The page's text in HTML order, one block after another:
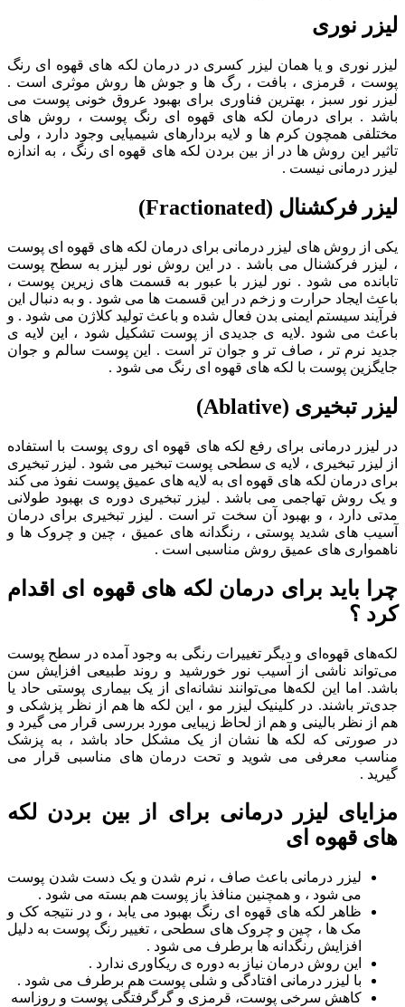
لیزر نوری
لیزر نوری و یا همان لیزر کسری در درمان لکه های قهوه ای رنگ
پوست ، قرمزی ، بافت ، رگ ها و جوش ها روش موثری است .
لیزر نور سبز ، بهترین فناوری برای بهبود عروق خونی پوست می
باشد . برای درمان لکه های قهوه ای رنگ پوست ، روش های
مختلفی همچون کرم ها و لایه بردارهای شیمیایی وجود دارد ، ولی
تاثیر این روش ها در از بین بردن لکه های قهوه ای رنگ ، به اندازه
لیزر درمانی نیست .
لیزر فرکشنال (Fractionated)
یکی از روش های لیزر درمانی برای درمان لکه های قهوه ای پوست
، لیزر فرکشنال می باشد . در این روش نور لیزر به سطح پوست
تابانده می شود . نور لیزر با عبور به قسمت های زیرین پوست ،
باعث ایجاد حرارت و زخم در این قسمت ها می شود . و به دنبال این
فرآیند سیستم ایمنی بدن فعال شده و باعث تولید کلاژن می شود . و
باعث می شود .لایه ی جدیدی از پوست تشکیل شود ، این لایه ی
جدید نرم تر ، صاف تر و جوان تر است . این پوست سالم و جوان
جایگزین پوست با لکه های قهوه ای رنگ می شود .
لیزر تبخیری (Ablative)
در لیزر درمانی برای رفع لکه های قهوه ای روی پوست با استفاده
از لیزر تبخیری ، لایه ی سطحی پوست تبخیر می شود . لیزر تبخیری
برای درمان لکه های قهوه ای به لایه های عمیق پوست نفوذ می کند
و یک روش تهاجمی می باشد . لیزر تبخیری دوره ی بهبود طولانی
مدتی دارد ، و بهبود آن سخت تر است . لیزر تبخیری برای درمان
آسیب های شدید پوستی ، رنگدانه های عمیق ، چین و چروک ها و
ناهمواری های عمیق روش مناسبی است .
چرا باید برای درمان لکه های قهوه ای اقدام
کرد ؟
لکه‌های قهوه‌ای و دیگر تغییرات رنگی به وجود آمده در سطح پوست
می‌تواند ناشی از آسیب نور خورشید و روند طبیعی افزایش سن
باشد. اما این لکه‌ها می‌توانند نشانه‌ای از یک بیماری پوستی حاد یا
جدی‌تر باشند. در کلینیک لیزر مو ، این لکه ها هم از نظر پزشکی و
هم از نظر بالینی و هم از لحاظ زیبایی مورد بررسی قرار می گیرد و
در صورتی که لکه ها نشان از یک مشکل حاد باشد ، به پزشک
مناسب معرفی می شوید و تحت درمان های مناسبی قرار می
گیرید .
مزایای لیزر درمانی برای از بین بردن لکه
های قهوه ای
لیزر درمانی باعث صاف ، نرم شدن و یک دست شدن پوست
می شود ، و همچنین منافذ باز پوست هم بسته می شود .
ظاهر لکه های قهوه ای رنگ بهبود می یابد ، و در نتیجه کک و
مک ها ، چین و چروک های سطحی ، تغییر رنگ پوست به دلیل
افزایش رنگدانه ها برطرف می شود .
این روش درمان نیاز به دوره ی ریکاوری ندارد .
با لیزر درمانی افتادگی و شلی پوست هم برطرف می شود .
کاهش سرخی پوست، قرمزی و گرگرفتگی پوست و روزاسه